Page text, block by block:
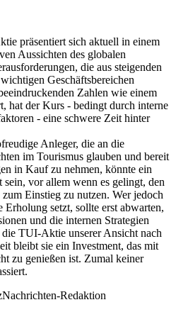
präsentiert sich aktuell in einem
Aussichten des globalen
die aus steigenden
Geschäftsbereichen
Zahlen wie einem
hat der Kurs - bedingt durch interne
- eine schwere Zeit hinter
Anleger, die an die
im Tourismus glauben und bereit
in Kauf zu nehmen, könnte ein
sein, vor allem wenn es gelingt, den
Einstieg zu nutzen. Wer jedoch
setzt, sollte erst abwarten,
und die internen Strategien
die TUI-Aktie unserer Ansicht nach
bleibt sie ein Investment, das mit
zu genießen ist. Zumal keiner
Redaktion